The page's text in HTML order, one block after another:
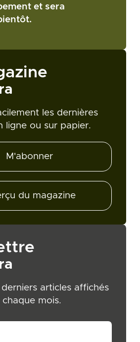
et sera
les dernières
ligne ou sur papier.
M'abonner
du magazine
derniers articles affichés
mois.